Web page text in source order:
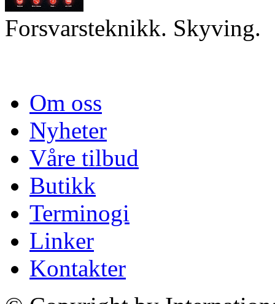
Forsvarsteknikk. Skyving.
Om oss
Nyheter
Våre tilbud
Butikk
Terminogi
Linker
Kontakter